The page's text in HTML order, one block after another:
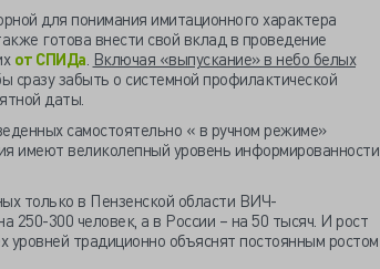
для понимания имитационного характера
готова внести свой вклад в проведение
от СПИДа. Включая «выпускание» в небо белых
сразу забыть о системной профилактической
даты.
самостоятельно « в ручном режиме»
имеют великолепный уровень информированности
только в Пензенской области ВИЧ-
250-300 человек, а в России – на 50 тысяч. И рост
уровней традиционно объяснят постоянным ростом